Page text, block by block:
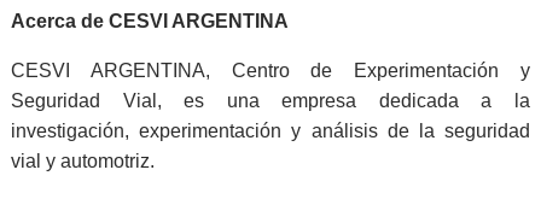
Acerca de CESVI ARGENTINA
CESVI ARGENTINA, Centro de Experimentación y
Seguridad Vial, es una empresa dedicada a la
investigación, experimentación y análisis de la seguridad
vial y automotriz.